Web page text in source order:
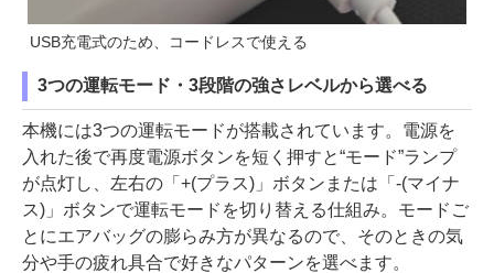
USB充電式のため、コードレスで使える
3つの運転モード・3段階の強さレベルから選べる
本機には3つの運転モードが搭載されています。電源を
入れた後で再度電源ボタンを短く押すと“モード”ランプ
が点灯し、左右の「+(プラス)」ボタンまたは「-(マイナ
ス)」ボタンで運転モードを切り替える仕組み。モードご
とにエアバッグの膨らみ方が異なるので、そのときの気
分や手の疲れ具合で好きなパターンを選べます。